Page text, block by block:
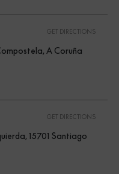
GET DIRECTIONS
A Coruña
GET DIRECTIONS
15701 Santiago